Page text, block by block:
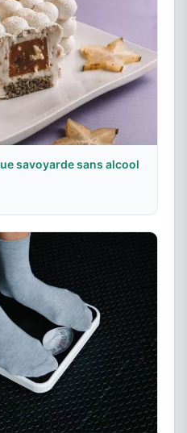
savoyarde sans alcool